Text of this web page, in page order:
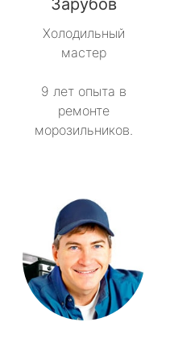
Зарубов
Холодильный
мастер
9 лет опыта в
ремонте
морозильников.